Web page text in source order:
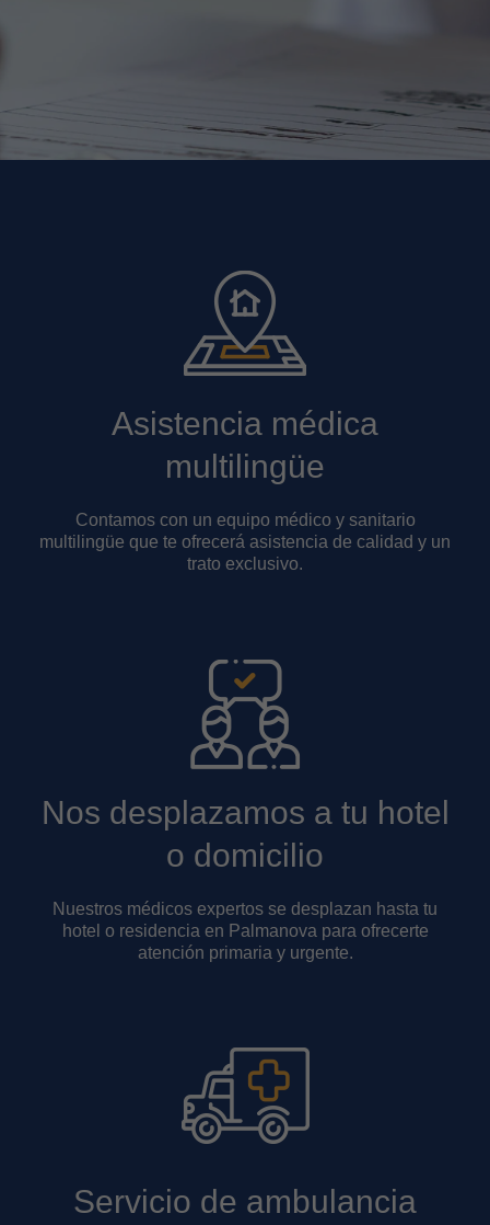
Asistencia médica
multilingüe
Contamos con un equipo médico y sanitario
multilingüe que te ofrecerá asistencia de calidad y un
trato exclusivo.
Nos desplazamos a tu hotel
o domicilio
Nuestros médicos expertos se desplazan hasta tu
hotel o residencia en Palmanova para ofrecerte
atención primaria y urgente.
Servicio de ambulancia